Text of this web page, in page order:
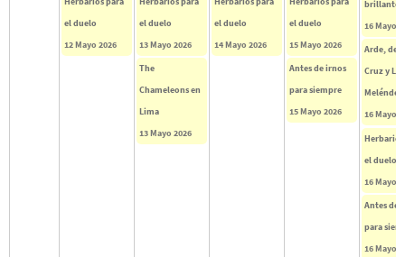
brillante
16 Mayo
Arde, de
Cruz y
Meléndez
16 Mayo
el duelo
16 Mayo
Antes de
para
16 Mayo
el duelo
12 Mayo 2026
el duelo
13 Mayo 2026
The
Chameleons en
Lima
13 Mayo 2026
el duelo
14 Mayo 2026
el duelo
15 Mayo 2026
Antes de irnos
para siempre
15 Mayo 2026